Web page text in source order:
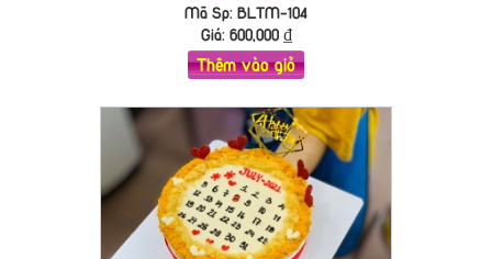
Mã Sp: BLTM-104
Giá: 600,000₫
Thêm vào giỏ